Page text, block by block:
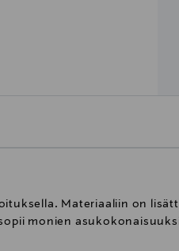
Materiaaliin on
monien